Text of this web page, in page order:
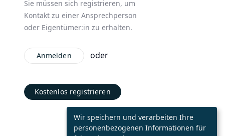
Sie müssen sich registrieren, um
Kontakt zu einer Ansprechperson
oder Eigentümer:in zu erhalten.
Anmelden oder
Kostenlos registrieren
Wir speichern und verarbeiten Ihre
personenbezogenen Informationen für